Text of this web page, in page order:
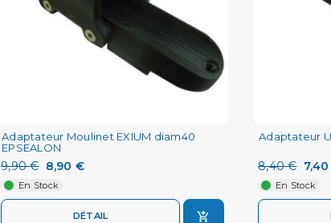
Adaptateur Moulinet EXIUM diam40
EPSEALON
9,90 € 8,90 €
En Stock
DÉTAIL
Adaptateur
8,40 €
En Stock